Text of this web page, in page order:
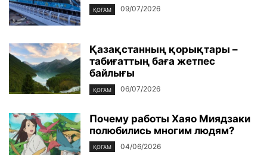
ҚОҒАМ 09/07/2026
Қазақстанның қорықтары –
табиғаттың баға жетпес
байлығы
ҚОҒАМ 06/07/2026
Почему работы Хаяо Миядзаки
полюбились многим людям?
ҚОҒАМ 04/06/2026